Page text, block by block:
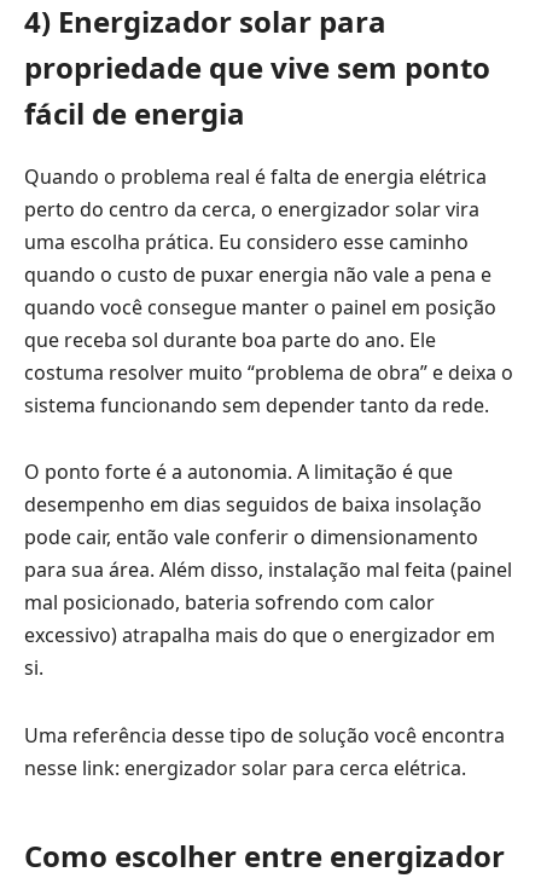
4) Energizador solar para
propriedade que vive sem ponto
fácil de energia
Quando o problema real é falta de energia elétrica
perto do centro da cerca, o energizador solar vira
uma escolha prática. Eu considero esse caminho
quando o custo de puxar energia não vale a pena e
quando você consegue manter o painel em posição
que receba sol durante boa parte do ano. Ele
costuma resolver muito “problema de obra” e deixa o
sistema funcionando sem depender tanto da rede.
O ponto forte é a autonomia. A limitação é que
desempenho em dias seguidos de baixa insolação
pode cair, então vale conferir o dimensionamento
para sua área. Além disso, instalação mal feita (painel
mal posicionado, bateria sofrendo com calor
excessivo) atrapalha mais do que o energizador em
si.
Uma referência desse tipo de solução você encontra
nesse link: energizador solar para cerca elétrica.
Como escolher entre energizador